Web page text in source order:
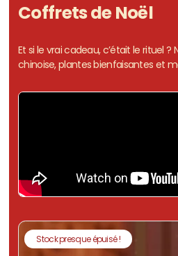
Coffrets de Noël
Et si le vrai cadeau, c’était le rituel
chinoise, plantes bienfaisantes et
Stock presque épuisé !